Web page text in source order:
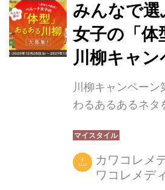
みんなで
女子の「体
川柳キャン
川柳キャンペーン
わるあるあるネタ
カワコレメ
ワコレメデ